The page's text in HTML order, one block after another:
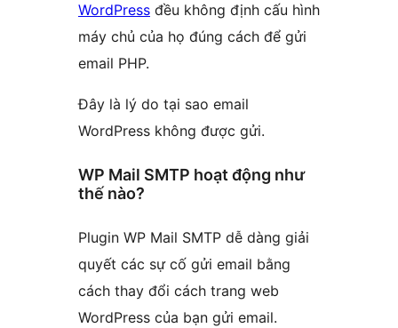
WordPress đều không định cấu hình
máy chủ của họ đúng cách để gửi
email PHP.
Đây là lý do tại sao email
WordPress không được gửi.
WP Mail SMTP hoạt động như
thế nào?
Plugin WP Mail SMTP dễ dàng giải
quyết các sự cố gửi email bằng
cách thay đổi cách trang web
WordPress của bạn gửi email.